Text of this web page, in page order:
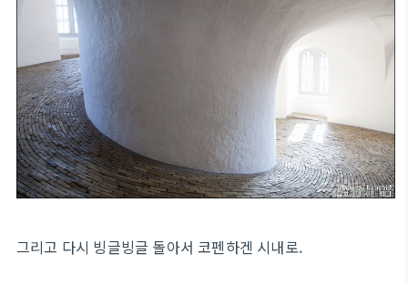
그리고 다시 빙글빙글 돌아서 코펜하겐 시내로.